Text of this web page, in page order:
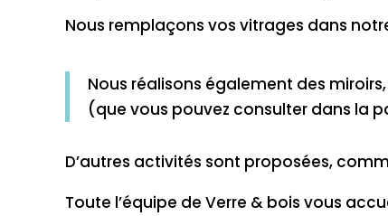
Nous remplaçons vos vitrages dans
Nous réalisons également des
(que vous pouvez consulter dans la
D’autres activités sont proposées,
Toute l’équipe de Verre & bois vous